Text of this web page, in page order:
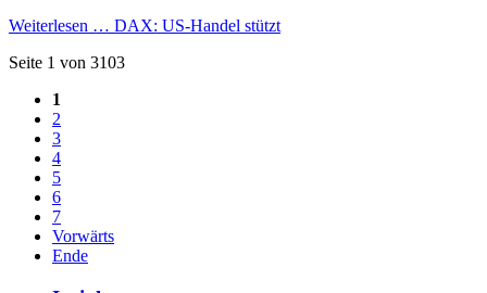
Weiterlesen … DAX: US-Handel stützt
Seite 1 von 3103
1
2
3
4
5
6
7
Vorwärts
Ende